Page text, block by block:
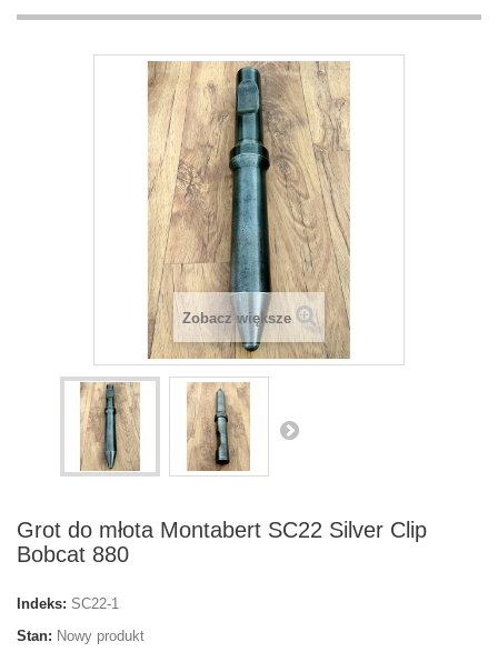
Zobacz większe
Grot do młota Montabert SC22 Silver Clip
Bobcat 880
Indeks: SC22-1
Stan: Nowy produkt